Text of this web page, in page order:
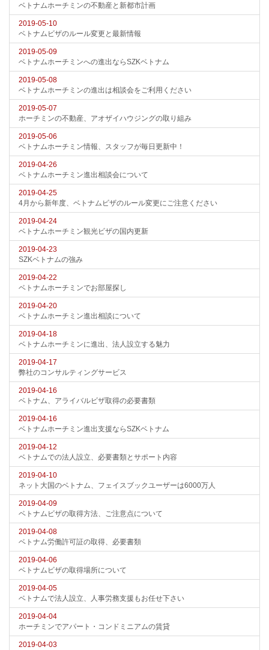
ベトナムホーチミンの不動産と新都市計画
2019-05-10
ベトナムビザのルール変更と最新情報
2019-05-09
ベトナムホーチミンへの進出ならSZKベトナム
2019-05-08
ベトナムホーチミンの進出は相談会をご利用ください
2019-05-07
ホーチミンの不動産、アオザイハウジングの取り組み
2019-05-06
ベトナムホーチミン情報、スタッフが毎日更新中！
2019-04-26
ベトナムホーチミン進出相談会について
2019-04-25
4月から新年度、ベトナムビザのルール変更にご注意ください
2019-04-24
ベトナムホーチミン観光ビザの国内更新
2019-04-23
SZKベトナムの強み
2019-04-22
ベトナムホーチミンでお部屋探し
2019-04-20
ベトナムホーチミン進出相談について
2019-04-18
ベトナムホーチミンに進出、法人設立する魅力
2019-04-17
弊社のコンサルティングサービス
2019-04-16
ベトナム、アライバルビザ取得の必要書類
2019-04-16
ベトナムホーチミン進出支援ならSZKベトナム
2019-04-12
ベトナムでの法人設立、必要書類とサポート内容
2019-04-10
ネット大国のベトナム、フェイスブックユーザーは6000万人
2019-04-09
ベトナムビザの取得方法、ご注意点について
2019-04-08
ベトナム労働許可証の取得、必要書類
2019-04-06
ベトナムビザの取得場所について
2019-04-05
ベトナムで法人設立、人事労務支援もお任せ下さい
2019-04-04
ホーチミンでアパート・コンドミニアムの賃貸
2019-04-03